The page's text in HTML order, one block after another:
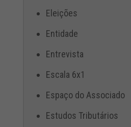
Eleições
Entidade
Entrevista
Escala 6x1
Espaço do Associado
Estudos Tributários